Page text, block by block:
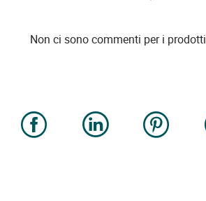
Non ci sono commenti per i prodotti